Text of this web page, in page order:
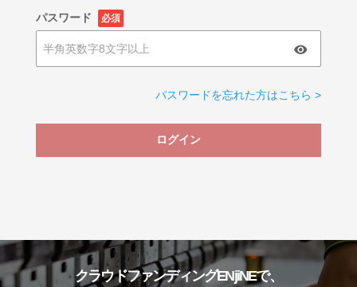
パスワード 必須
パスワードを忘れた方はこちら >
ログイン
クラウドファンディングENjiNEで、